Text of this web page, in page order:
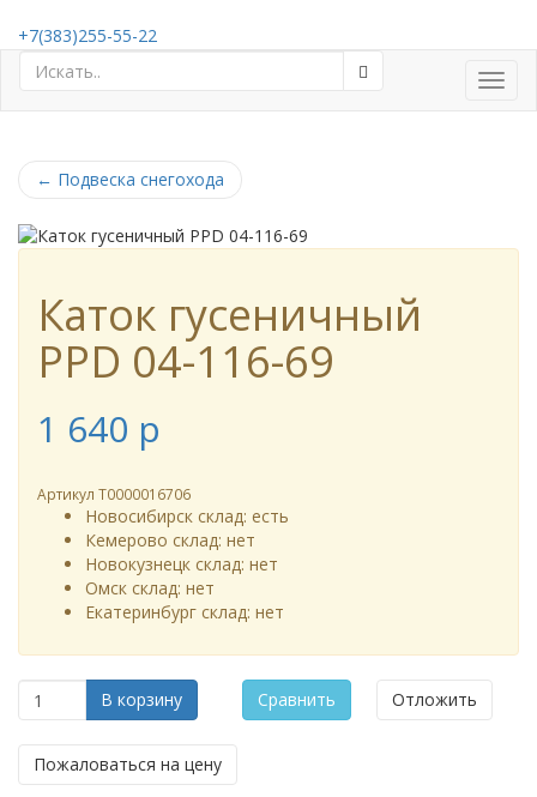
+7(383)255-55-22
← Подвеска снегохода
Каток гусеничный
PPD 04-116-69
1 640 p
Артикул Т0000016706
Новосибирск склад: есть
Кемерово склад: нет
Новокузнецк склад: нет
Омск склад: нет
Екатеринбург склад: нет
В корзину Сравнить Отложить
Пожаловаться на цену